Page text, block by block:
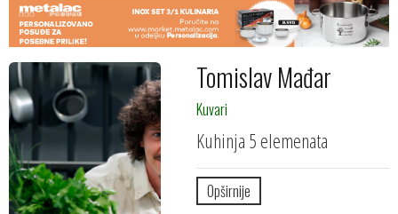
Tomislav Mađar
Kuvari
Kuhinja 5 elemenata
Opširnije